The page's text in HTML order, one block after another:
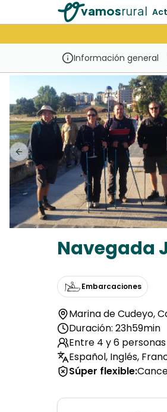
vamosrural
Información general
Previous slide
Navegada
Embarcaciones
Marina de Cudeyo,
Duración: 23h59min
Entre 4 y 6 personas
Español, Inglés,
Súper flexible: